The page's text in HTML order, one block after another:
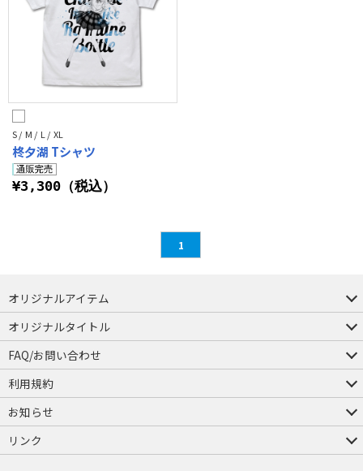
S / M / L / XL
柊夕湖 Tシャツ
¥3,300（税込）
1
オリジナルアイテム
つままれ
つかまれ
ピョコッテ
オリジナルタイトル
アイテムヤ
ミスカトニック大學購買部
FAQ/お問い合わせ
FAQ
お問い合わせ
利用規約
会員規約・ポイント規約
特定商取引法に関する表示
プライバシーポリシー
お知らせ
店舗情報
採用情報
発売日変更のお知らせ
販売代理店・取扱店募集
海外のご案内（English）
リンク